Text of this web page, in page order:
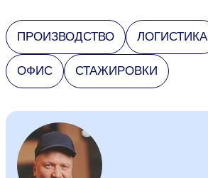
ПРОИЗВОДСТВО ЛОГИСТИКА
ОФИС СТАЖИРОВКИ
Отзывы сотрудников